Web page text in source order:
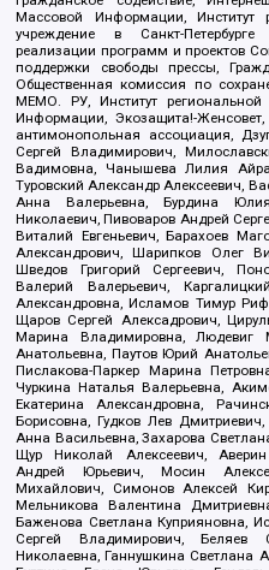
Массовой Информации, Институт
учреждение в Санкт-
реализации программ и проектов
поддержки свободы прессы,
Общественная комиссия по
МЕМО. РУ, Институт региональной
Информации, Экозащита!-
антимонопольная ассоциация,
Сергей Владимирович,
Вадимовна, Чанышева Лилия
Туровский Александр Алексеевич,
Анна Валерьевна, Бурдина
Николаевич, Пивоваров Андрей
Виталий Евгеньевич, Барахоев
Александрович, Шарипков Олег
Шведов Григорий Сергеевич,
Валерий Валерьевич,
Александровна, Исламов Тимур
Щаров Сергей Алексадрович,
Марина Владимировна, Людевиг
Анатольевна, Паутов Юрий
Пислакова-Паркер Марина
Чуркина Наталья Валерьевна,
Екатерина Александровна,
Борисовна, Гудков Лев
Анна Васильевна, Захарова
Щур Николай Алексеевич,
Андрей Юрьевич, Мосин
Михайлович, Симонов Алексей
Мельникова Валентина
Баженова Светлана Куприяновна,
Сергей Владимирович, Беляев
Николаевна, Ганнушкина Светлана